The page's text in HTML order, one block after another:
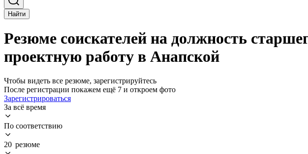
Найти
Резюме соискателей на должность
проектную работу в Анапской
Чтобы видеть все резюме, зарегистрируйтесь
После регистрации покажем ещё 7 и откроем фото
Зарегистрироваться
За всё время
По соответствию
20 резюме